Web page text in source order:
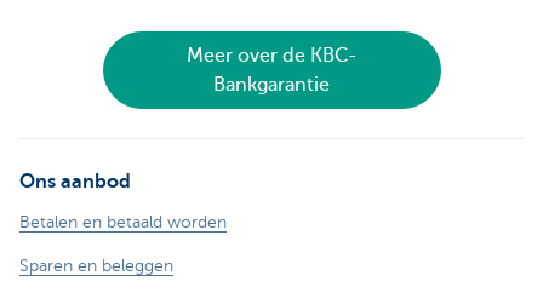
Meer over de KBC-
Bankgarantie
Ons aanbod
Betalen en betaald worden
Sparen en beleggen